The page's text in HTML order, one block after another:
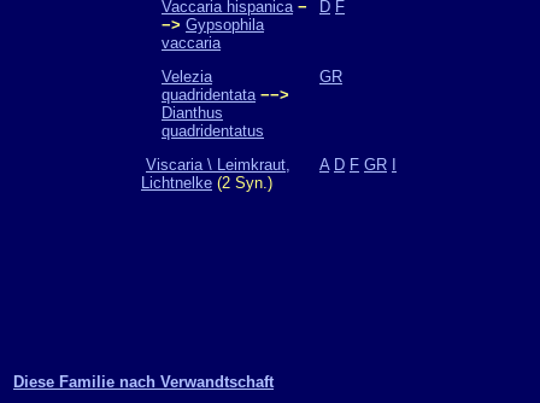
Vaccaria hispanica −
−> Gypsophila
vaccaria
D F
Velezia
quadridentata −−>
Dianthus
quadridentatus
GR
Viscaria \ Leimkraut,
Lichtnelke (2 Syn.)
A D F GR
Diese Familie nach Verwandtschaft